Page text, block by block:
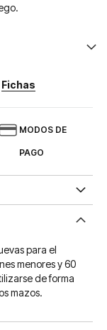
Fichas
MODOS DE
PAGO
para el
menores y 60
de forma
mazos.